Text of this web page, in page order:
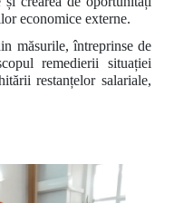
economice externe.
măsurile, întreprinse de
remedierii situației
restanțelor salariale,